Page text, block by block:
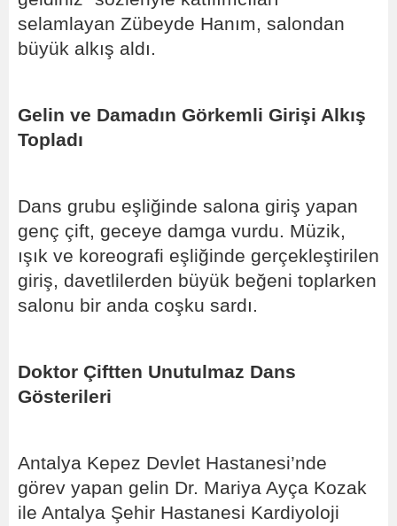
selamlayan Zübeyde Hanım, salondan
büyük alkış aldı.
Gelin ve Damadın Görkemli Girişi Alkış
Topladı
Dans grubu eşliğinde salona giriş yapan
genç çift, geceye damga vurdu. Müzik,
ışık ve koreografi eşliğinde gerçekleştirilen
giriş, davetlilerden büyük beğeni toplarken
salonu bir anda coşku sardı.
Doktor Çiftten Unutulmaz Dans
Gösterileri
Antalya Kepez Devlet Hastanesi’nde
görev yapan gelin Dr. Mariya Ayça Kozak
ile Antalya Şehir Hastanesi Kardiyoloji